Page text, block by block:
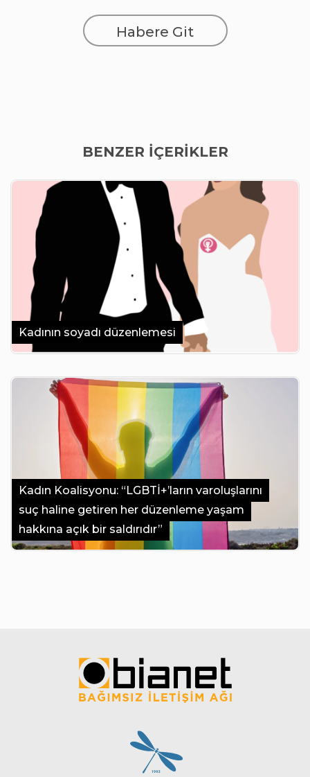
Habere Git
BENZER İÇERİKLER
Kadının soyadı düzenlemesi
Kadın Koalisyonu: “LGBTİ+’ların varoluşlarını
suç haline getiren her düzenleme yaşam
hakkına açık bir saldırıdır”